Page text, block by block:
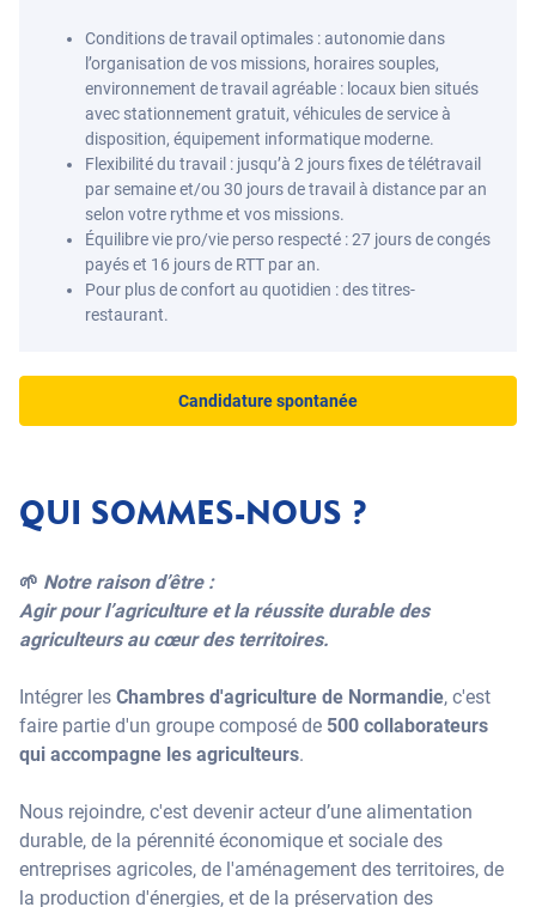
Conditions de travail optimales : autonomie dans
l’organisation de vos missions, horaires souples,
environnement de travail agréable : locaux bien situés
avec stationnement gratuit, véhicules de service à
disposition, équipement informatique moderne.
Flexibilité du travail : jusqu’à 2 jours fixes de télétravail
par semaine et/ou 30 jours de travail à distance par an
selon votre rythme et vos missions.
Équilibre vie pro/vie perso respecté : 27 jours de congés
payés et 16 jours de RTT par an.
Pour plus de confort au quotidien : des titres-
restaurant.
Candidature spontanée
QUI SOMMES-NOUS ?
🌱 Notre raison d’être :
Agir pour l’agriculture et la réussite durable des
agriculteurs au cœur des territoires.
Intégrer les Chambres d'agriculture de Normandie, c'est
faire partie d'un groupe composé de 500 collaborateurs
qui accompagne les agriculteurs.
Nous rejoindre, c'est devenir acteur d’une alimentation
durable, de la pérennité économique et sociale des
entreprises agricoles, de l'aménagement des territoires, de
la production d'énergies, et de la préservation des